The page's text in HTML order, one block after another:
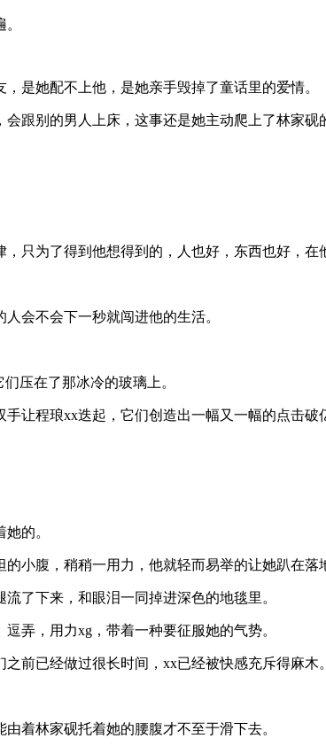
是她配不上他，是她亲手毁掉了童话里的爱情。
跟别的男人上床，这事还是她主动爬上了林家砚
只为了得到他想得到的，人也好，东西也好，在
会不会下一秒就闯进他的生活。
压在了那冰冷的玻璃上。
让程琅xx迭起，它们创造出一幅又一幅的点击
的。
小腹，稍稍一用力，他就轻而易举的让她趴在落
了下来，和眼泪一同掉进深色的地毯里。
弄，用力xg，带着一种要征服她的气势。
前已经做过很长时间，xx已经被快感充斥得麻木。
着林家砚托着她的腰腹才不至于滑下去。